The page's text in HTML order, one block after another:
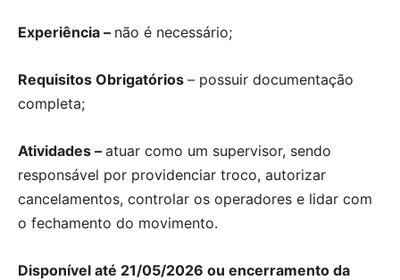
Experiência – não é necessário;
Requisitos Obrigatórios – possuir documentação
completa;
Atividades – atuar como um supervisor, sendo
responsável por providenciar troco, autorizar
cancelamentos, controlar os operadores e lidar com
o fechamento do movimento.
Disponível até 21/05/2026 ou encerramento da